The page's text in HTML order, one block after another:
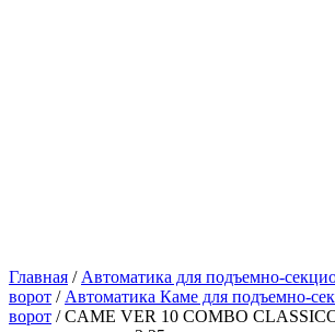
Главная / Автоматика для подъемно-
ворот / Автоматика Каме для подъемно-
ворот / CAME VER 10 COMBO